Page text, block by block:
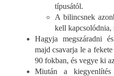
típusától.
A bilincsnek
kell kapcsolódnia,
Hagyja megszáradni
majd csavarja le a
90 fokban, és vegye ki
Miután a